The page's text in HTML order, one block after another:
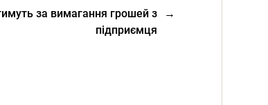
→
за вимагання грошей з
підприємця